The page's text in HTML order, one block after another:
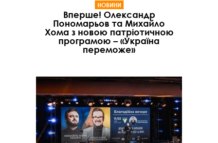
НОВИНИ
Вперше! Олександр
Пономарьов та Михайло
Хома з новою патріотичною
програмою – «Україна
переможе»